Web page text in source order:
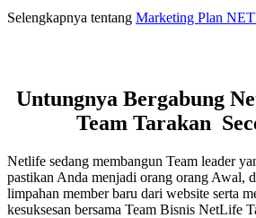
Selengkapnya tentang Marketing Plan
Untungnya Bergabung
Team Tarakan
Netlife sedang membangun Team leader
pastikan Anda menjadi orang orang Awal,
limpahan member baru dari website serta
kesuksesan bersama Team Bisnis NetLife